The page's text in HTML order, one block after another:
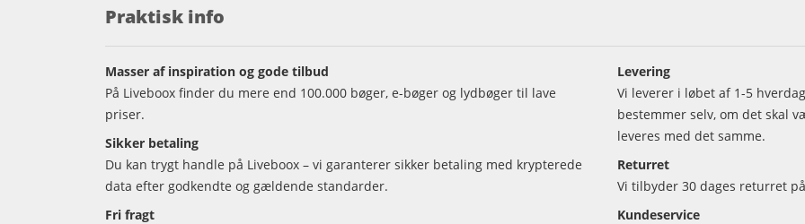
Praktisk info
Masser af inspiration og gode tilbud
På Liveboox finder du mere end 100.000 bøger, e-bøger og lydbøger til lave
priser.
Sikker betaling
Du kan trygt handle på Liveboox – vi garanterer sikker betaling med krypterede
data efter godkendte og gældende standarder.
Fri fragt
Levering
Vi leverer i løbet af 1-5
bestemmer selv, om det skal
leveres med det samme.
Returret
Vi tilbyder 30 dages returret
Kundeservice